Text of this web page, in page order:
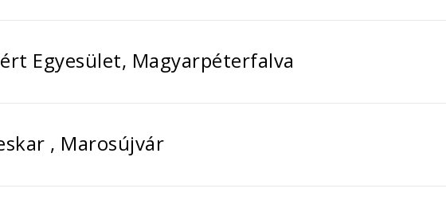
Egyesület, Magyarpéterfalva
, Marosújvár